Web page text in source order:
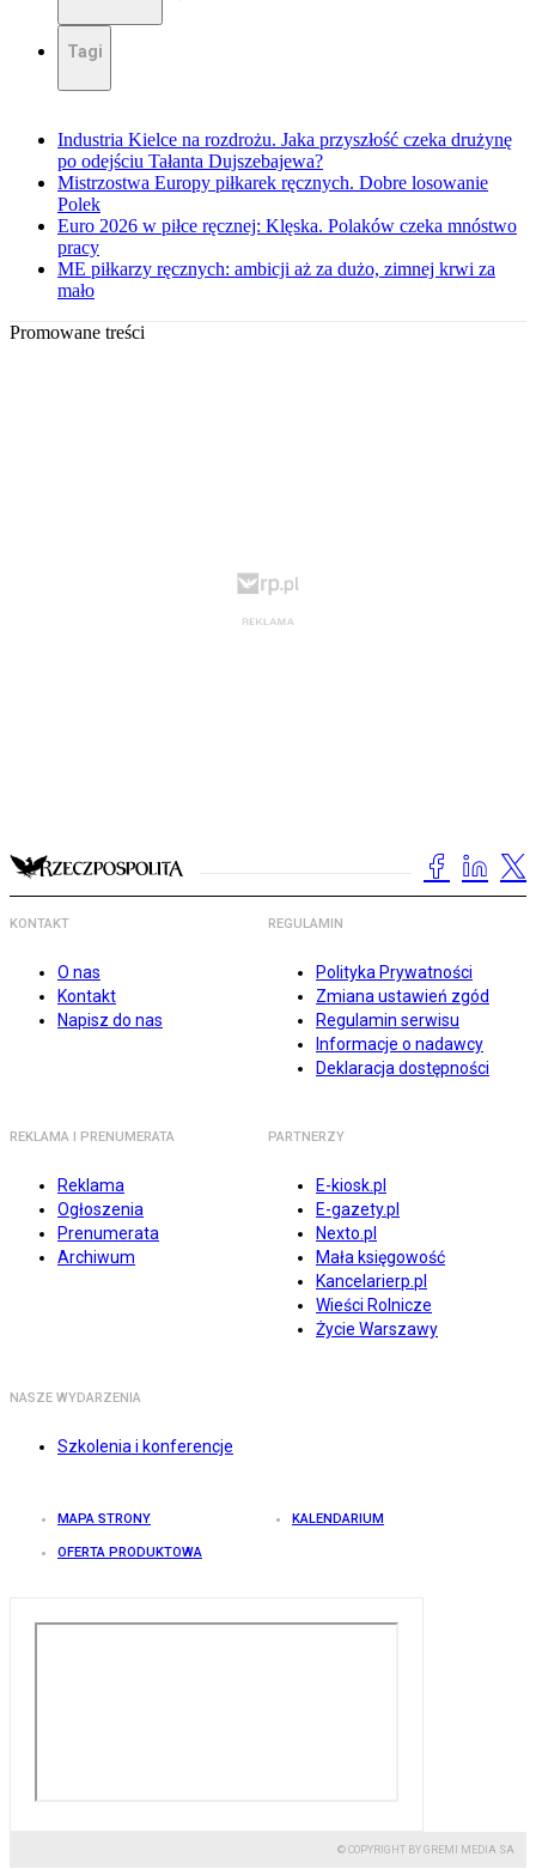
Tagi
Industria Kielce na rozdrożu. Jaka przyszłość czeka drużynę
po odejściu Tałanta Dujszebajewa?
Mistrzostwa Europy piłkarek ręcznych. Dobre losowanie
Polek
Euro 2026 w piłce ręcznej: Klęska. Polaków czeka mnóstwo
pracy
ME piłkarzy ręcznych: ambicji aż za dużo, zimnej krwi za
mało
Promowane treści
KONTAKT
O nas
Kontakt
Napisz do nas
REGULAMIN
Polityka Prywatności
Zmiana ustawień zgód
Regulamin serwisu
Informacje o nadawcy
Deklaracja dostępności
REKLAMA I PRENUMERATA
Reklama
Ogłoszenia
Prenumerata
Archiwum
PARTNERZY
E-kiosk.pl
E-gazety.pl
Nexto.pl
Mała księgowość
Kancelarierp.pl
Wieści Rolnicze
Życie Warszawy
NASZE WYDARZENIA
Szkolenia i konferencje
MAPA STRONY KALENDARIUM
OFERTA PRODUKTOWA
© COPYRIGHT BY GREMI MEDIA SA